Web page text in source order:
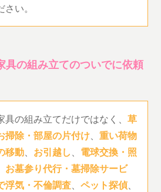
い。
具の組み立てのついでに依頼
具の組み立てだけではなく、草
掃除・部屋の片付け、重い荷物
移動、 お引越し、 電球交換・照
お墓参り代行・墓掃除サービ
浮気・不倫調査、ペット探偵、